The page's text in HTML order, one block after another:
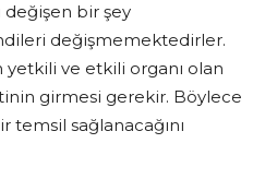
değişen bir şey
değişmemektedirler.
ve etkili organı olan
girmesi gerekir. Böylece
temsil sağlanacağını